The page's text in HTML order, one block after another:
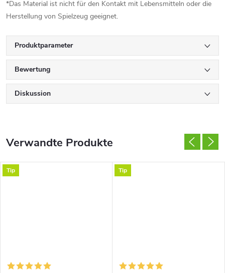
*Das Material ist nicht für den Kontakt mit Lebensmitteln oder die
Herstellung von Spielzeug geeignet.
Produktparameter
Bewertung
Diskussion
Verwandte Produkte
Tip Tip